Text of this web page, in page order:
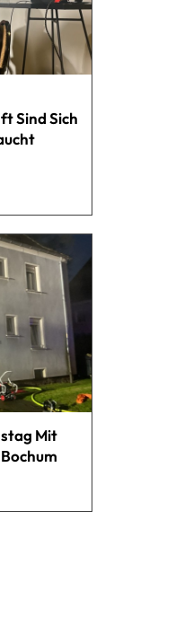
Sind Sich
Mit